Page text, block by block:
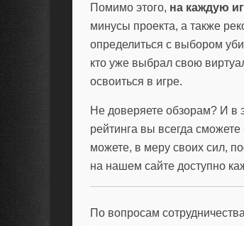
Помимо этого, на каждую
минусы проекта, а также
определиться с выбором
кто уже выбрал свою
освоиться в игре.
Не доверяете обзорам? И
рейтинга вы всегда
можете, в меру своих сил,
на нашем сайте доступно
По вопросам